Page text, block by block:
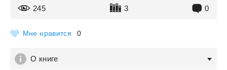
245 3 0
Мне нравится 0
О книге